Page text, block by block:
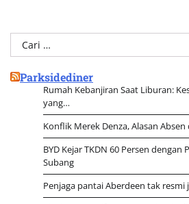
Cari
untuk:
Parksidediner
Rumah Kebanjiran Saat Liburan:
yang…
Konflik Merek Denza, Alasan Absen
BYD Kejar TKDN 60 Persen
Subang
Penjaga pantai Aberdeen tak resmi